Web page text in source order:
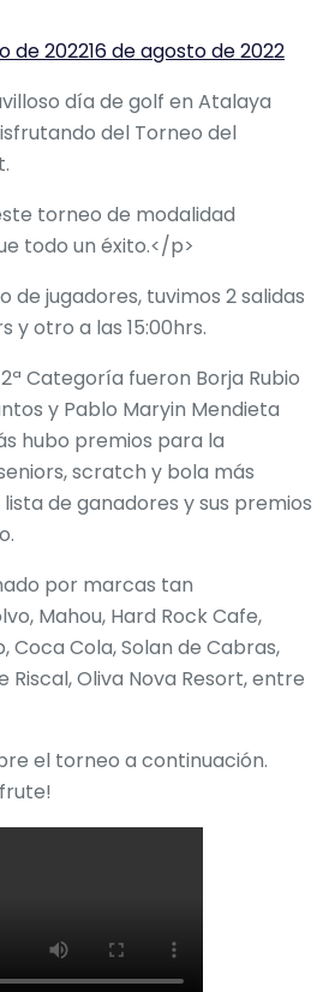
de 202216 de agosto de 2022
día de golf en Atalaya
del Torneo del
torneo de modalidad
todo un éxito.</p>
de jugadores, tuvimos 2 salidas
y otro a las 15:00hrs.
Categoría fueron Borja Rubio
y Pablo Maryin Mendieta
hubo premios para la
scratch y bola más
de ganadores y sus premios
por marcas tan
Mahou, Hard Rock Cafe,
Coca Cola, Solan de Cabras,
Riscal, Oliva Nova Resort, entre
el torneo a continuación.